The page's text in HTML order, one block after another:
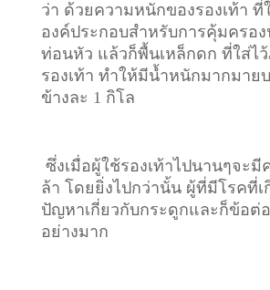
ว่า ด้วยความหนักของรองเท้า ที่
องค์ประกอบสำหรับการคุ้มครอง
ท่อนหัว แล้วก็พื้นเหล็กดก ที่ใส่ไ
รองเท้า ทำให้มีน้ำหนักมากมาย
ข้างละ 1 กิโล
ซึ่งเมื่อผู้ใช้รองเท้าไปนานๆจะ
ล้า โดยยิ่งไปกว่านั้น ผู้ที่มีโรคที่
ปัญหาเกี่ยวกับกระดูกและก็ข้อต่
อย่างมาก